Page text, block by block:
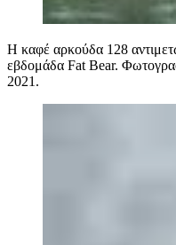
Η καφέ αρκούδα 128
εβδομάδα Fat Bear.
2021.